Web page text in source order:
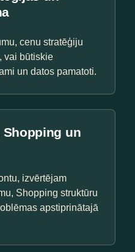
cenu stratēģiju
vai būtiskie
un datos pamatoti.
Shopping un
izvērtējam
Shopping struktūru
apstiprinātajā